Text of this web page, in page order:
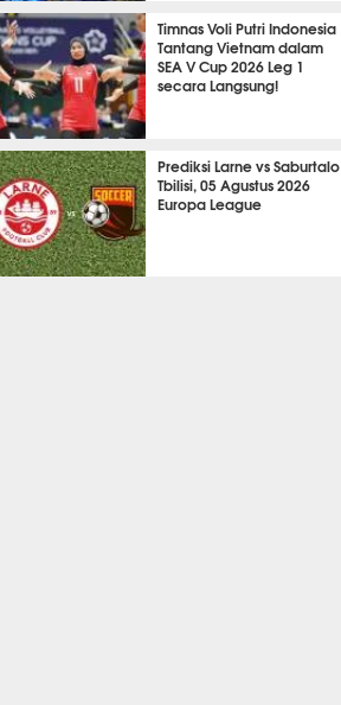
ESPORTS
Timnas Voli Putri Indonesia
Tantang Vietnam dalam
SEA V Cup 2026 Leg 1
secara Langsung!
OLAHRAGA LAIN
Prediksi Larne vs Saburtalo
Tbilisi, 05 Agustus 2026
Europa League